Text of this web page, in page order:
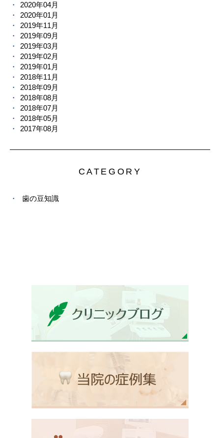
2020年04月
2020年01月
2019年11月
2019年09月
2019年03月
2019年02月
2019年01月
2018年11月
2018年09月
2018年08月
2018年07月
2018年05月
2017年08月
CATEGORY
歯の豆知識